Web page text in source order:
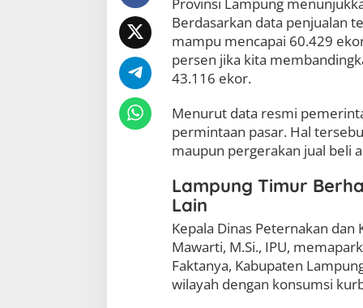
p
i
T
e
r
n
y
a
k
e
r
o
i
n
Berdasarkan data penjualan
mampu mencapai 60.429
persen jika kita
43.116 ekor.
Menurut data resmi
permintaan pasar. Hal
maupun pergerakan jual beli
Lampung Timur
Lain
Kepala Dinas Peternakan
Mawarti, M.Si., IPU,
Faktanya, Kabupaten
wilayah dengan konsumsi